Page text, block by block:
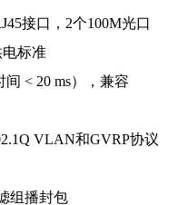
接口，2个100M光口
电标准
< 20 ms），兼容
VLAN和GVRP协议
组播封包